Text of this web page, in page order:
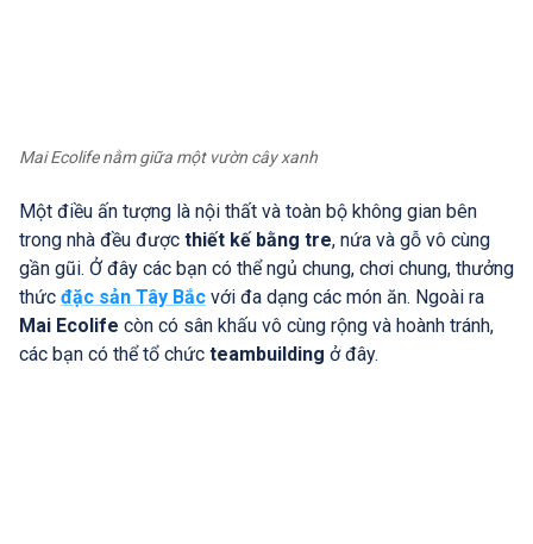
Mai Ecolife nằm giữa một vườn cây xanh
Một điều ấn tượng là nội thất và toàn bộ không gian bên
trong nhà đều được thiết kế bằng tre, nứa và gỗ vô cùng
gần gũi. Ở đây các bạn có thể ngủ chung, chơi chung, thưởng
thức đặc sản Tây Bắc với đa dạng các món ăn. Ngoài ra
Mai Ecolife còn có sân khấu vô cùng rộng và hoành tránh,
các bạn có thể tổ chức teambuilding ở đây.